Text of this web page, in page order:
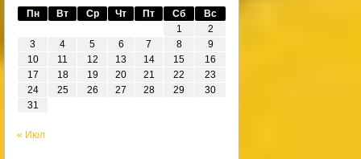
Пн Вт Ср Чт Пт Сб
Вс
1
2
3
4 5 6 7 8
9
10
11 12 13 14 15
16
17
18 19 20 21 22
23
24
25 26 27 28 29
30
31
« Июл